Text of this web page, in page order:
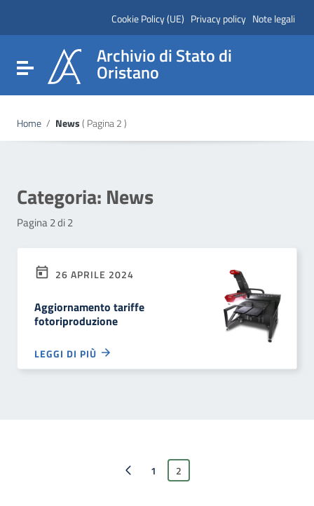
Vai al menu di navigazione
Vai al footer
Cookie Policy (UE) Privacy policy Note legali
Attiva / disattiva la navigazione
Archivio di Stato di
Oristano
Home / News( Pagina 2 )
Categoria: News
Pagina 2 di 2
26 APRILE 2024
Aggiornamento tariffe
fotoriproduzione
LEGGI DI PIÙ
Pagina precedente
1 2